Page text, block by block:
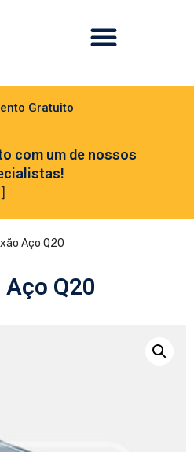
Gratuito
com um de nossos
Aço Q20
Q20